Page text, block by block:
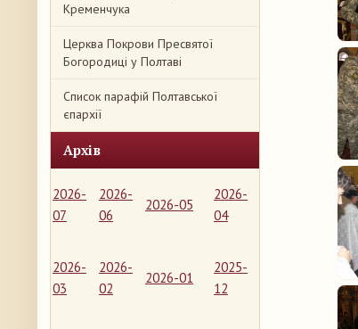
Кременчука
Церква Покрови Пресвятої
Богородиці у Полтаві
Список парафій Полтавської
єпархії
Архів
2026-
07
2026-
06
2026-05
2026-
04
2026-
03
2026-
02
2026-01
2025-
12